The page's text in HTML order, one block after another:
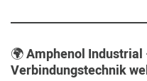
🌍Amphenol Industrial
Verbindungstechnik